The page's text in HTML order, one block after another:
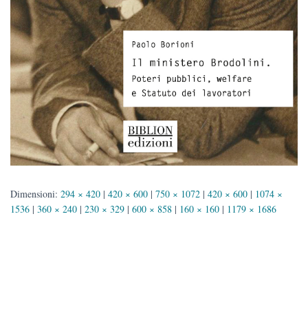
Dimensioni: 294 × 420 | 420 × 600 | 750 × 1072 | 420 × 600 | 1074 ×
1536 | 360 × 240 | 230 × 329 | 600 × 858 | 160 × 160 | 1179 × 1686